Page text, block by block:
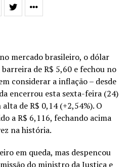
mercado brasileiro, o dólar
de R$ 5,60 e fechou no
considerar a inflação – desde
encerrou esta sexta-feira (24)
de R$ 0,14 (+2,54%). O
a R$ 6,116, fechando acima
na história.
em queda, mas despencou
do ministro da Justiça e